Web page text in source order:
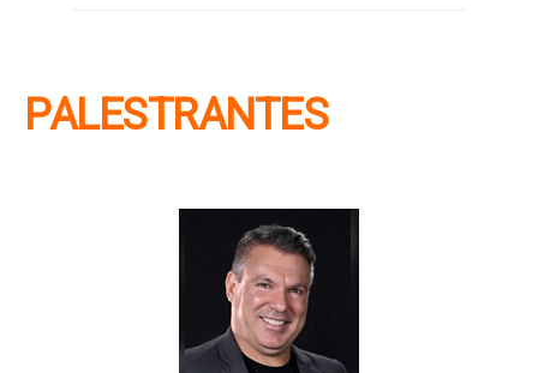
PALESTRANTES